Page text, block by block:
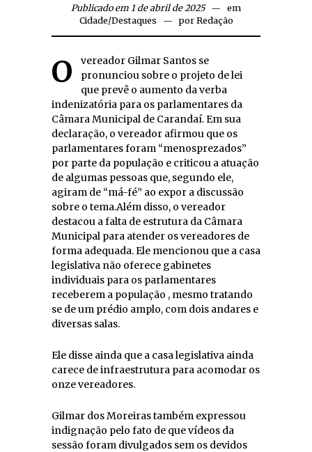
Publicado em 1 de abril de 2025
em
Cidade/Destaques por Redação
O vereador Gilmar Santos se
pronunciou sobre o projeto de lei
que prevê o aumento da verba
indenizatória para os parlamentares da
Câmara Municipal de Carandaí. Em sua
declaração, o vereador afirmou que os
parlamentares foram “menosprezados”
por parte da população e criticou a atuação
de algumas pessoas que, segundo ele,
agiram de “má-fé” ao expor a discussão
sobre o tema.Além disso, o vereador
destacou a falta de estrutura da Câmara
Municipal para atender os vereadores de
forma adequada. Ele mencionou que a casa
legislativa não oferece gabinetes
individuais para os parlamentares
receberem a população , mesmo tratando
se de um prédio amplo, com dois andares e
diversas salas.
Ele disse ainda que a casa legislativa ainda
carece de infraestrutura para acomodar os
onze vereadores.
Gilmar dos Moreiras também expressou
indignação pelo fato de que vídeos da
sessão foram divulgados sem os devidos